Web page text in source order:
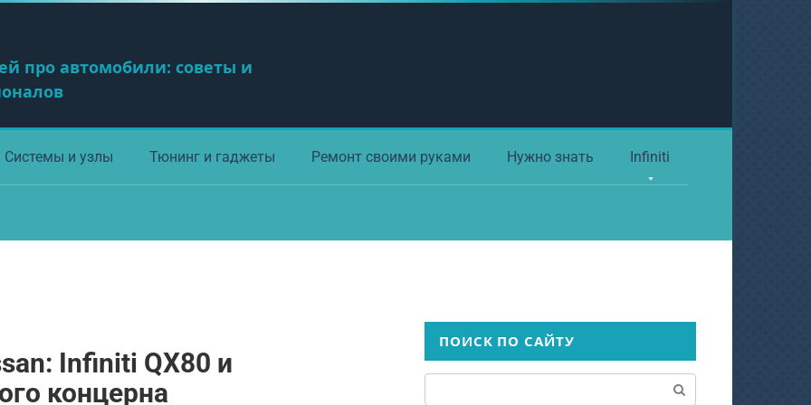
про автомобили: советы и
Системы и узлы Тюнинг и гаджеты Ремонт своими руками Нужно знать Infiniti
Infiniti QX80 и
концерна
ПОИСК ПО САЙТУ